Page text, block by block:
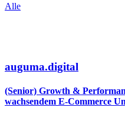
Alle
auguma.digital
(Senior) Growth &
wachsendem E-Commerce